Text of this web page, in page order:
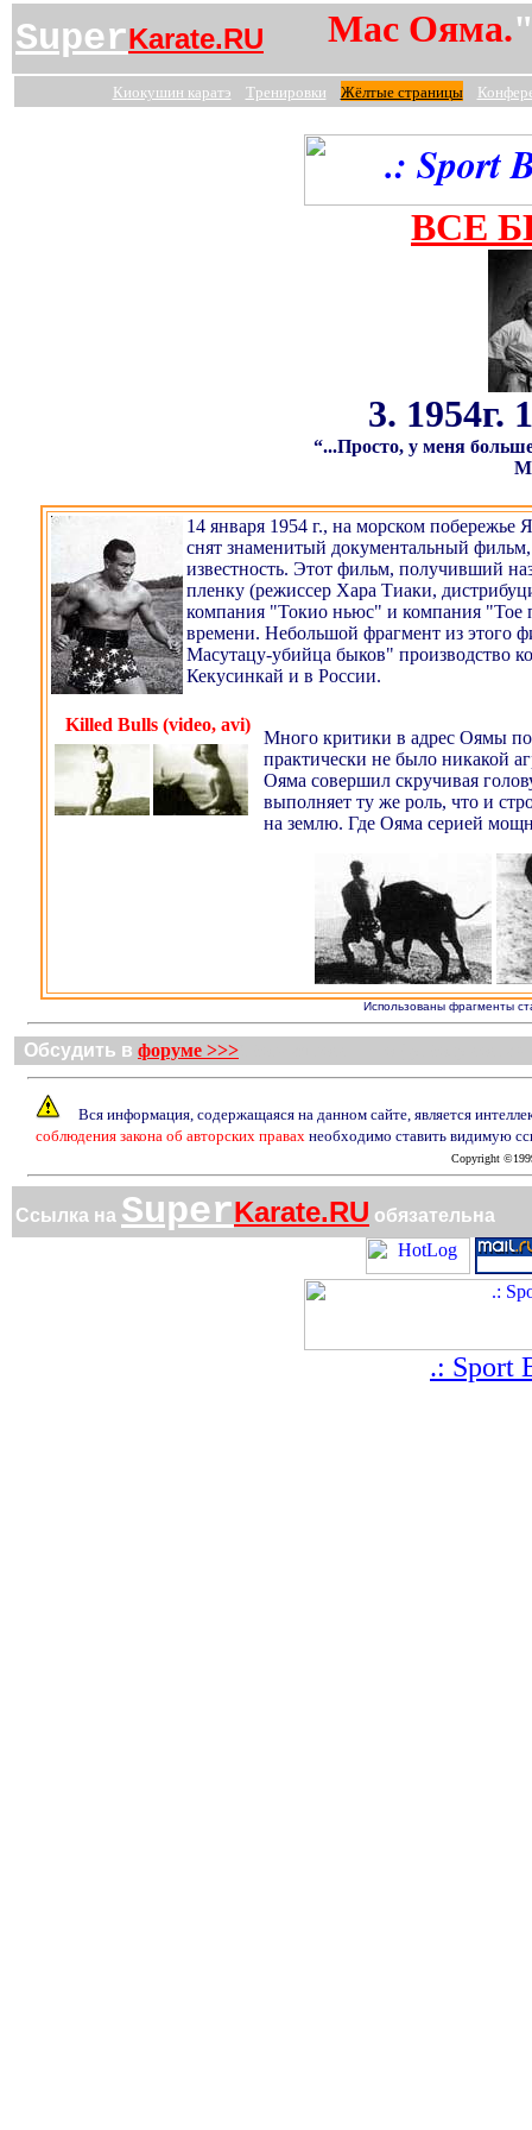
SuperKarate.RU Мас Ояма.
Киокушин каратэ Тренировки Жёлтые страницы
ВСЕ
3. 1954г.
“...Просто, у меня
14 января 1954 г., на морском побережье
снят знаменитый документальный
известность. Этот фильм, получивший
пленку (режиссер Хара Тиаки,
компания "Токио ньюс" и компания "Тое
времени. Небольшой фрагмент из этого
Масутацу-убийца быков" производство
Кекусинкай и в России.
Killed Bulls (video, avi)
Много критики в адрес Оямы
практически не было никакой
Ояма совершил скручивая
выполняет ту же роль, что и
на землю. Где Ояма серией
Использованы фрагменты
Обсудить в форуме >>>
Вся информация, содержащаяся на данном сайте, является
соблюдения закона об авторских правах необходимо ставить видимую
Copyright
Ссылка на SuperKarate.RU обязательна
.: Sport